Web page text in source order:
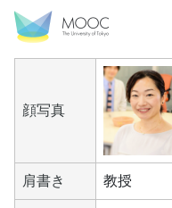
栗田 佳代子
顔写真
肩書き 教授